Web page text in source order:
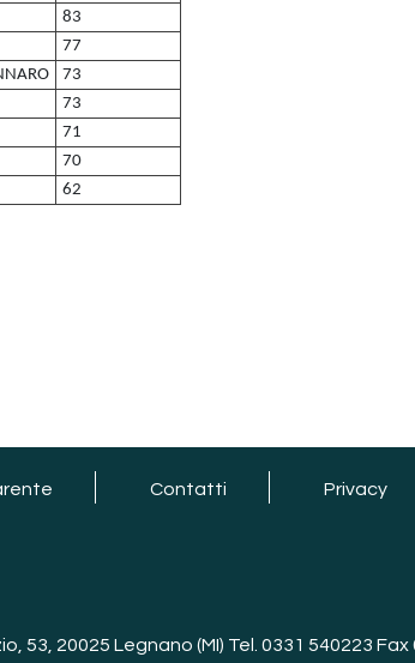
83
77
73
73
71
70
62
Contatti Privacy
53, 20025 Legnano (MI) Tel. 0331 540223